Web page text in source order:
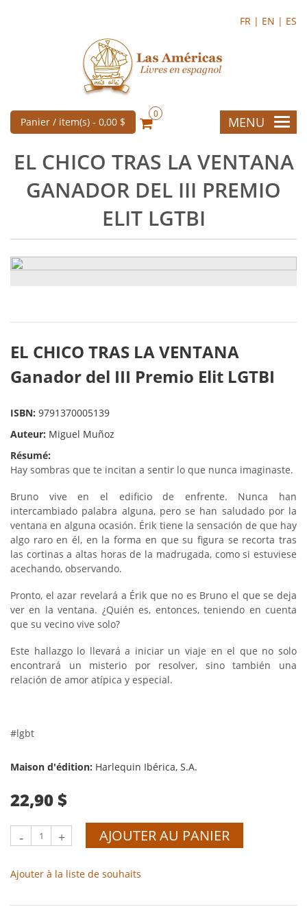
FR | EN | ES
Panier / item(s) - 0,00 $
0
MENU
EL CHICO TRAS LA VENTANA
GANADOR DEL III PREMIO
ELIT LGTBI
EL CHICO TRAS LA VENTANA
Ganador del III Premio Elit LGTBI
ISBN: 9791370005139
Auteur: Miguel Muñoz
Résumé:
Hay sombras que te incitan a sentir lo que nunca imaginaste.
Bruno vive en el edificio de enfrente. Nunca han
intercambiado palabra alguna, pero se han saludado por la
ventana en alguna ocasión. Érik tiene la sensación de que hay
algo raro en él, en la forma en que su figura se recorta tras
las cortinas a altas horas de la madrugada, como si estuviese
acechando, observando.
Pronto, el azar revelará a Érik que no es Bruno el que se deja
ver en la ventana. ¿Quién es, entonces, teniendo en cuenta
que su vecino vive solo?
Este hallazgo lo llevará a iniciar un viaje en el que no solo
encontrará un misterio por resolver, sino también una
relación de amor atípica y especial.
#lgbt
Maison d'édition: Harlequin Ibérica, S.A.
22,90 $
- + AJOUTER AU PANIER
Ajouter à la liste de souhaits